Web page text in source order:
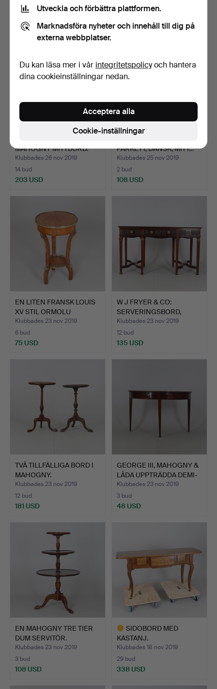
1 bud
2 bud
MAHOGNY MITTBORD.
Klubbades 26 nov 2019
14 bud
203 USD
PARKETT, DANSK, MITT…
Klubbades 25 nov 2019
2 bud
108 USD
EN LITEN FRANSK LOUIS
XV STIL ORMOLU
MONTE…
Klubbades 23 nov 2019
6 bud
75 USD
W J FRYER & CO:
SERVERINGSBORD,
TIDIGT 190…
Klubbades 23 nov 2019
12 bud
135 USD
TVÅ TILLFÄLLIGA BORD I
MAHOGNY.
Klubbades 23 nov 2019
12 bud
181 USD
GEORGE III, MAHOGNY &
LÅDA UPPTRÄDDA DEMI-
…
Klubbades 23 nov 2019
3 bud
48 USD
EN MAHOGNY TRE TIER
DUM SERVITÖR.
Klubbades 23 nov 2019
3 bud
108 USD
SIDOBORD MED
KASTANJ.
Klubbades 18 nov 2019
29 bud
338 USD
Utveckla och förbättra plattformen.
Marknadsföra nyheter och innehåll till dig på
externa webbplatser.
Du kan läsa mer i vår integritetspolicyoch hantera
dina cookieinställningar nedan.
Cookie-inställningar
Acceptera alla